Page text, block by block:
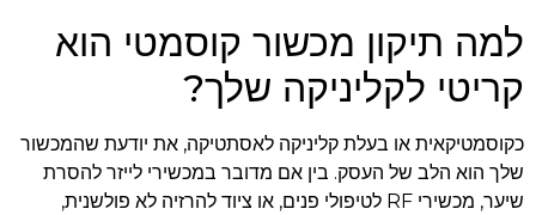
למה תיקון מכשור קוסמטי הוא
קריטי לקליניקה שלך?
כקוסמטיקאית או בעלת קליניקה לאסתטיקה, את יודעת שהמכשור
שלך הוא הלב של העסק. בין אם מדובר במכשירי לייזר להסרת
שיער, מכשירי RF לטיפולי פנים, או ציוד להרזיה לא פולשנית,